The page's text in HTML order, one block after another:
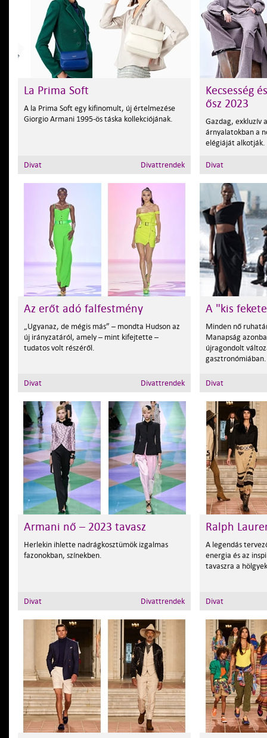
La Prima Soft
A la Prima Soft egy kifinomult, új értelmezése
Giorgio Armani 1995-ös táska kollekciójának.
Divat Divattrendek
Kecsesség
ősz 2023
Gazdag, exkluzív
árnyalatokban a
elégiáját alkotják.
Divat
Az erőt adó falfestmény
„Ugyanaz, de mégis más” – mondta Hudson az
új irányzatáról, amely – mint kifejtette –
tudatos volt részéről.
Divat Divattrendek
A "kis
Minden nő
Manapság
újragondolt
gasztronómiában.
Divat
Armani nő – 2023 tavasz
Herlekin ihlette nadrágkosztümök izgalmas
fazonokban, színekben.
Divat Divattrendek
Ralph
A legendás
energia és az
tavaszra a
Divat